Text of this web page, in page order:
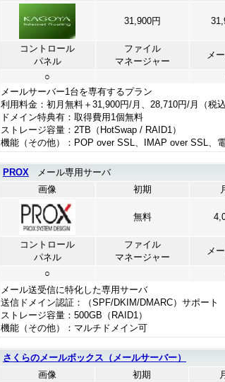
31,900円
コントロール
パネル
ファイル
マネージャー
メ
○
メールサーバー1台を専有するプラン
利用料金：初月無料＋31,900円/月、28,710円/月（税
ドメイン特典有：取得費用1個無料
ストレージ容量：2TB（HotSwap / RAID1）
機能（その他）：POP over SSL、IMAP over SSL、
PROX メール専用サーバ
画像
初期
無料
コントロール
パネル
ファイル
マネージャー
メ
○
メール送受信に特化した専用サーバ
送信ドメイン認証：（SPF/DKIM/DMARC）サポート
ストレージ容量：500GB（RAID1）
機能（その他）：マルチドメイン可
さくらのメールボックス（メールサーバー）
画像
初期